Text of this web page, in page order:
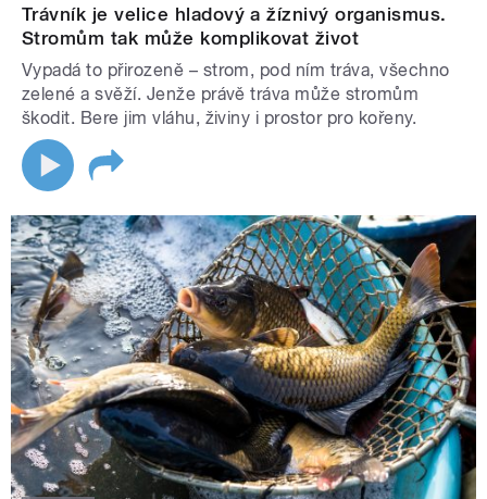
Trávník je velice hladový a žíznivý organismus.
Stromům tak může komplikovat život
Vypadá to přirozeně – strom, pod ním tráva, všechno
zelené a svěží. Jenže právě tráva může stromům
škodit. Bere jim vláhu, živiny i prostor pro kořeny.